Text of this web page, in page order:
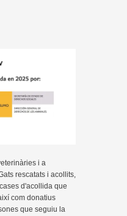
i a
rescatats i acollits,
d'acollida que
com donatius
que seguiu la